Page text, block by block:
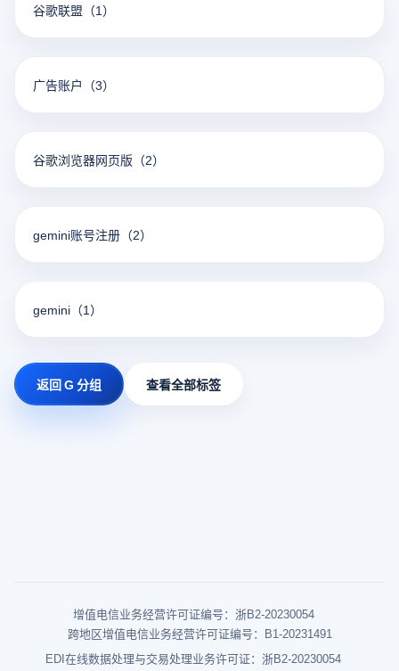
谷歌联盟 （1）
广告账户 （3）
谷歌浏览器网页版 （2）
gemini账号注册 （2）
gemini （1）
返回 G 分组 查看全部标签
增值电信业务经营许可证编号：浙B2-20230054
跨地区增值电信业务经营许可证编号：B1-20231491
EDI在线数据处理与交易处理业务许可证：浙B2-20230054